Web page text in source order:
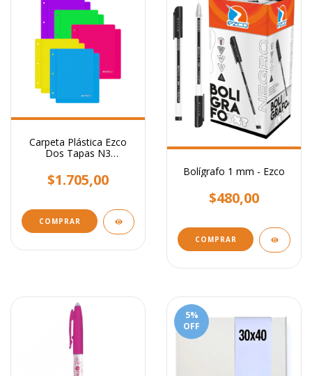
Carpeta Plástica Ezco
Dos Tapas N3
Individual
$1.705,00
COMPRAR
Bolígrafo 1 mm - Ezco
$480,00
COMPRAR
5%
OFF